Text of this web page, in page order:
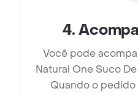
4.
Você pode
Natural One Suco
Quando o